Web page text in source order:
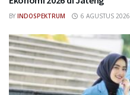
BY INDOSPEKTRUM 6 AGUSTUS 2026